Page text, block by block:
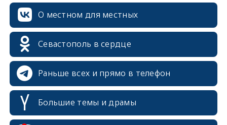
О местном для местных
Севастополь в сердце
Раньше всех и прямо в телефон
Большие темы и драмы